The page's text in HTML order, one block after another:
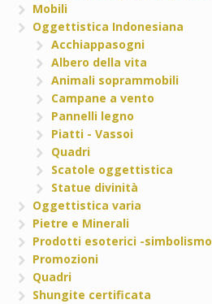
Mobili
Oggettistica Indonesiana
Acchiappasogni
Albero della vita
Animali soprammobili
Campane a vento
Pannelli legno
Piatti - Vassoi
Quadri
Scatole oggettistica
Statue divinità
Oggettistica varia
Pietre e Minerali
Prodotti esoterici -simbolismo
Promozioni
Quadri
Shungite certificata